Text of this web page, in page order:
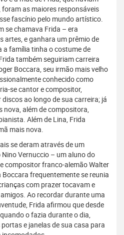
as maiores responsáveis
fascínio pelo mundo artístico.
se chamava Frida – era
artes, e ganhara um prêmio de
a família tinha o costume de
também seguiriam carreira
Boccara, seu irmão mais velho
conhecido como
se cantor e compositor,
ao longo de sua carreira; já
nova, além de compositora,
Além de Lina, Frida
mais nova.
se deram através de um
Vernuccio – um aluno do
compositor franco-alemão Walter
frequentemente se reunia
com prazer tocavam e
Ao recordar durante uma
Frida afirmou que desde
o fazia durante o dia,
e janelas de sua casa para